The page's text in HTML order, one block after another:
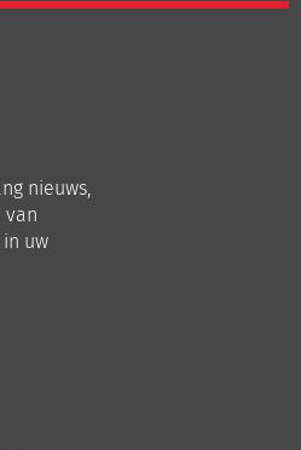
nieuws,
van
uw